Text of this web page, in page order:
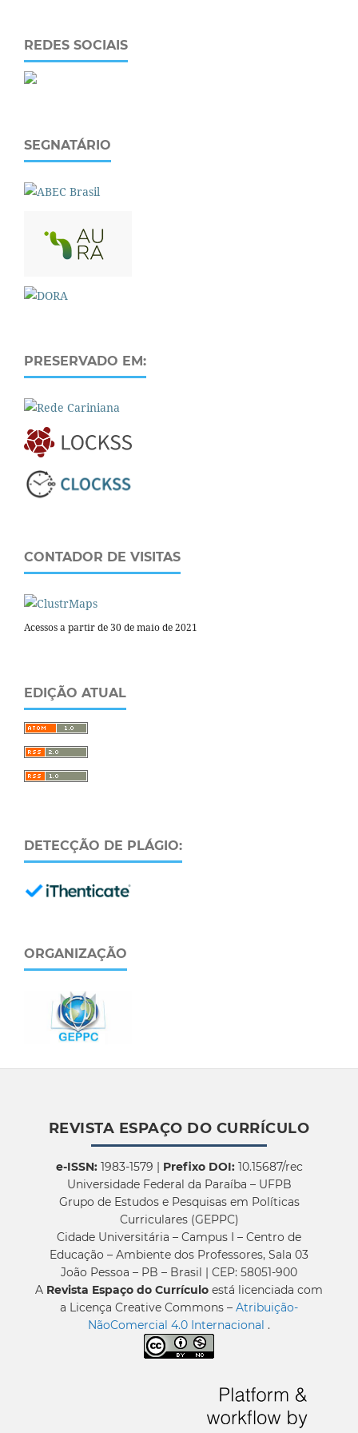
REDES SOCIAIS
SEGNATÁRIO
PRESERVADO EM:
CONTADOR DE VISITAS
Acessos a partir de 30 de maio de 2021
EDIÇÃO ATUAL
DETECÇÃO DE PLÁGIO:
ORGANIZAÇÃO
REVISTA ESPAÇO DO CURRÍCULO
e-ISSN:1983-1579 | Prefixo DOI:10.15687/rec
Universidade Federal da Paraíba – UFPB
Grupo de Estudos e Pesquisas em Políticas
Curriculares (GEPPC)
Cidade Universitária – Campus I – Centro de
Educação – Ambiente dos Professores, Sala 03
João Pessoa – PB – Brasil | CEP: 58051-900
A Revista Espaço do Currículo está licenciada com
a Licença Creative Commons – Atribuição-
NãoComercial 4.0 Internacional .